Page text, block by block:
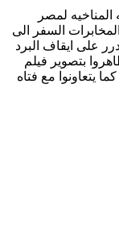
لمصر
السفر الى
على ايقاف البرد
بتصوير فيلم
يتعاونوا مع فتاه